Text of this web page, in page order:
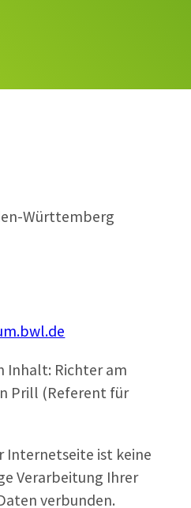
Württemberg
Inhalt: Richter am
Prill (Referent für
Internetseite ist keine
Verarbeitung Ihrer
verbunden.